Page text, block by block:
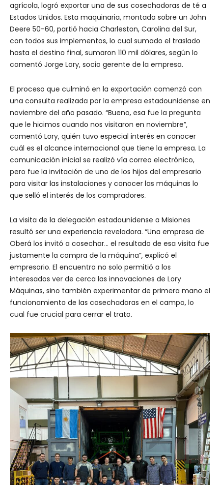
agrícola, logró exportar una de sus cosechadoras de té a
Estados Unidos. Esta maquinaria, montada sobre un John
Deere 50-60, partió hacia Charleston, Carolina del Sur,
con todos sus implementos, lo cual sumado el traslado
hasta el destino final, sumaron 110 mil dólares, según lo
comentó Jorge Lory, socio gerente de la empresa.
El proceso que culminó en la exportación comenzó con
una consulta realizada por la empresa estadounidense en
noviembre del año pasado. “Bueno, esa fue la pregunta
que le hicimos cuando nos visitaron en noviembre”,
comentó Lory, quién tuvo especial interés en conocer
cuál es el alcance internacional que tiene la empresa. La
comunicación inicial se realizó vía correo electrónico,
pero fue la invitación de uno de los hijos del empresario
para visitar las instalaciones y conocer las máquinas lo
que selló el interés de los compradores.
La visita de la delegación estadounidense a Misiones
resultó ser una experiencia reveladora. “Una empresa de
Oberá los invitó a cosechar… el resultado de esa visita fue
justamente la compra de la máquina”, explicó el
empresario. El encuentro no solo permitió a los
interesados ver de cerca las innovaciones de Lory
Máquinas, sino también experimentar de primera mano el
funcionamiento de las cosechadoras en el campo, lo
cual fue crucial para cerrar el trato.